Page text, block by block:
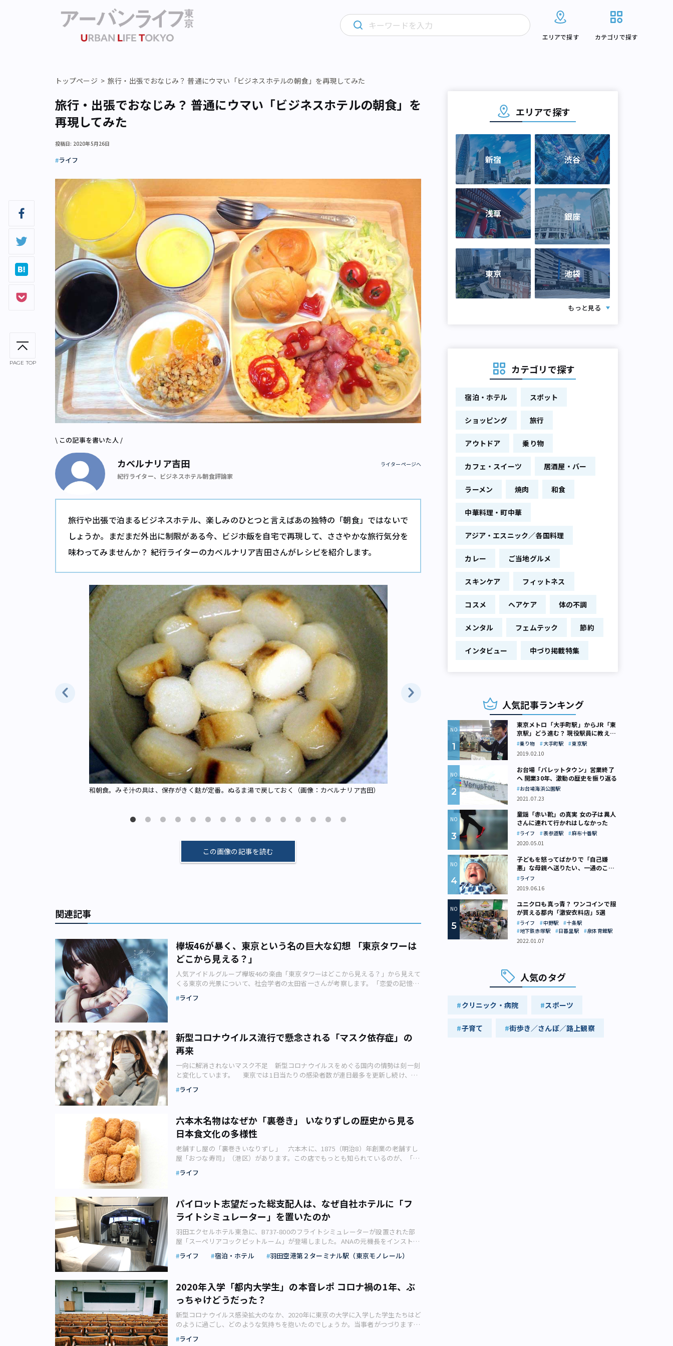
エリアで探す カテゴリで探す
PAGE TOP
トップページ 旅行・出張でおなじみ？ 普通にウマい「ビジネスホテルの朝食」を再現してみた
旅行・出張でおなじみ？ 普通にウマい「ビジネスホテルの朝食」を
再現してみた
投稿日: 2020年5月26日
ライフ
\ この記事を書いた人 /
カベルナリア吉田
紀行ライター、ビジネスホテル朝食評論家
ライターページへ
旅行や出張で泊まるビジネスホテル、楽しみのひとつと言えばあの独特の「朝食」ではないで
しょうか。まだまだ外出に制限がある今、ビジホ飯を自宅で再現して、ささやかな旅行気分を
味わってみませんか？ 紀行ライターのカベルナリア吉田さんがレシピを紹介します。
和朝食。みそ汁の具は、保存がきく麩が定番。ぬるま湯で戻しておく（画像：カベルナリア吉田） 和朝食。マカロニとミックスベジを一緒にゆでて時短クッキング（画像：カベルナリア
この画像の記事を読む
関連記事
欅坂46が暴く、東京という名の巨大な幻想 「東京タワーは
どこから見える？」
人気アイドルグループ欅坂46の楽曲「東京タワーはどこから見える？」から見えて
くる東京の光景について、社会学者の太田省一さんが考察します。「恋愛の記憶の
ョリティー」がヒットし、一躍アイドルシーンの最前線に躍り出た女性アイドルグ
実在の坂にちなんだものでもあります。 欅坂46の代表曲には、いわゆるアイド
ルっぽくないものが少なくありません。「君は君らしく 生きていく自由があるん
どう生きるべきかという問いを鋭く突きつけるような歌を彼女たちは歌っていま
す。そのひたむきさに惹かれるファンも多いと思います。 そんな欅坂46の楽曲の
ひとつに「東京タワーはどこから見える？」があります。シングル曲ではなく、
くなる」のジャケット（画像：Sony Music、タワーレコード） 秋元康・作詞に
よるこの曲は、いまだ断ち切ることのできない失恋への思いを歌ったラブソングで
す。その意味では、「アイドルっぽくないアイドルの歌うアイドルっぽい歌」と言
えるかもしれません。しかし、その内容は一筋縄のものではありません。 「僕」
は、街を歩きながら「君」と一緒にいた昔のことを思い出します。ところが、歩道
橋を渡る途中や、商店街の正面の空に立っていたはずの東京タワーがどこにも見当
たりません。 ここでの東京タワーは、「君」との恋愛にまつわる美しい記憶の
「僕」は、「記憶の断片を 真実より美しく補正して」本当の現実を見ようとして
いなかったこと、「君」との過去はもう戻らないことにいまさらのように気づきま
す。 かつて憧れの場所だった東京 東京を歌った流行歌は枚挙にいとまがありませ
ん。古くは島倉千代子「東京だョおっ母さん」（1957年発売）やフランク永井「有
楽町で逢いましょう」（1957年発売）などが大ヒットしました。 そこでは東京
でした。東京を歌った最近のヒット曲のひとつ、サザンオールスターズ「東京
置き換えられる街並み常に置き換えられる街並み また、アイドルも東京を歌って
きました。 たとえば、少し時代をさかのぼると田原俊彦「原宿キッス」（1982
年発売）や荻野目洋子「六本木純情派」（1986年発売）などが思い出されます。
「恋し恥ずかし 原宿キッス」という軽快なサビが印象的な前者、バブル時代を思
い起こさせる少し背伸びした恋愛模様を歌った後者。楽曲のテイストは違います
が、いずれも東京を代表する若者の集まる街を舞台にしたストレートなラブソング
ライフ
新型コロナウイルス流行で懸念される「マスク依存症」の
再来
一向に解消されないマスク不足 新型コロナウイルスをめぐる国内の情勢は刻一刻
と変化しています。 東京では1日当たりの感染者数が連日最多を更新し続け、
要請が出されるなど、緊迫した状況が続いています。 一方で、コロナによる「自
含む3連休には前週より多くの人が街へ繰り出したと言われています。 東京都内
でも人気の桜の名所、目黒川（目黒区）周辺では若者を中心に人出が見られた様子
がテレビなどで報じられました。 マスクをしていると小顔に見えるって、本当？
（画像：写真AC） テレワークや時差出勤をいったん終了した人も多いようで、都
内の朝夕の電車は再び満員です。もともとマスクを装着していない人は一定数いま
したが、近頃マスクの手持ちが切れた人が多いのか、着用率が下がってきていると
知れず感染していた場合に咳（せき）をして人に移すのを防ぐ効果があると言われ
ています。 空気中を漂う新型コロナウイルスはマスクの生地を簡単にすり抜ける
小ささなので、マスク装着だけで完璧な予防はできないものの、少なくとも人のつ
ばきが直接口や鼻に入ることを防ぎますし、のどを潤して感染しづらくする効果を
私たちは期待します。 しかし、こうした科学的な理由だけでなく実は電車内の
「人権確保」目的でマスクを付けているという人も少なくないのではないでしょう
か。 いまだにどこに行ってもマスクは売り切れで入手困難であることを皆が分
囲からにらまれてしまうのに、マスクなしなら針のむしろでしょう。 そもそも「な
ぜ」マスクを付けたがるのかそもそも「なぜ」マスクを付けたがるのか 日本では
もともと、春と秋は花粉症で、冬は風邪対策でマスクを付ける人が多くいます。ひ
と昔前までは、風邪をひいたらマスクを付けていましたが、いつの間にか風邪予防
を目的に付ける人が増えました。 さらにここ数年は、夏にマスクも珍しくなく
能を求めている人が多いのでしょう。 それは美容目的。マスクをすると呼気で口
ライフ
六本木名物はなぜか「裏巻き」 いなりずしの歴史から見る
日本食文化の多様性
老舗すし屋の「裏巻きいなりずし」 六本木に、1875（明治8）年創業の老舗すし
屋「おつな寿司」（港区）があります。この店でもっとも知られているのが、「お
せとはもともと、来客が持ってきた手土産を、その客の前で呼ぶときの言葉。ただ
だ、通称・裏巻きいなりずしです。この油揚げを炊く煮汁は創業以来の秘伝のもの
で、炊き上げた油揚げを1枚1枚、丁寧に裏返してから一晩置いて味をなじませると
いいます。 そしてその油揚げで包むのは、四国産のゆず皮を刻んで混ぜ込むシャ
リ。ゆず皮は旬の冬場に1年分仕込んで、冷凍保存しているのだとか。裏巻きの食
感は通常の表巻きとは異なり、ふっくらと厚みを感じ、独特です。また、ほのかに
漂うゆずの風味が甘辛の煮汁との絶妙なハーモニーを奏でています。 「裏番組を食
う」という縁起担ぎ 裏巻きいなりずしは、六本木という立地からテレビ局への差
し入れ品としても知られています。 六本木の老舗すし屋「おつな寿司」の外観（画
像：(C)Google） その理由は、裏巻きが「裏番組を食う」という縁起担ぎになっ
ているためです。ちなみにおつな寿司は千石（文京区）にもあり、こちらは
1927（昭和2）年創業、六本木からののれん分けとなっています。そのほかにも渋
谷や青山に店舗があります。 裏巻きいなりずしの名店といえばおつな寿司のほか
に、1951（昭和26）年創業の「月島家」（港区麻布十番）を忘れてはいけませ
ん。 こちらの裏巻きいなりずしは昭和40年代にシイタケとレンコンを加えてか
ライフ
パイロット志望だった総支配人は、なぜ自社ホテルに「フ
ライトシミュレーター」を置いたのか
羽田エクセルホテル東急に、B737-800のフライトシミュレーターが設置された部
屋「スーペリアコックピットルーム」が登場しました。ANAの元機長をインストラ
クターに、操縦体験ができます。フライトプランや飛行状況を自分で選べる本格的
なものです。ホテルの一室にシミュレーターを設置 羽田エクセルホテル東急（大
ずにシミュレーターだけを体験することができ、早くも人気を博しています。 羽田
エクセルホテル東急のスーペリアコックピットルーム（2019年8月6日、宮崎佳代
子撮影） 同ホテルは2019年7月18日（木）より、シミュレーターを体験する「フ
ライトシミュレーター体験プラン」と、シミュレーターが設置された部屋に宿泊す
る「フライトシミュレーター雰囲気体験プラン」をスタートしました。「フライト
シミュレーター体験プラン」は、元ANA機長をインストラクターに、90分間の操縦
ライフ 宿泊・ホテル 羽田空港第２ターミナル駅（東京モノレール）
2020年入学「都内大学生」の本音レポ コロナ禍の1年、ぶ
っちゃけどうだった？
新型コロナウイルス感染拡大のなか、2020年に東京の大学に入学した学生たちはど
のように過ごし、どのような気持ちを抱いたのでしょうか。当事者がつづります。
私の想像していた大学生活は、 ・新しい友人と出会い、授業やサークルを楽しむ
ライフ
エリアで探す
新宿 渋谷
浅草 銀座
東京 池袋
もっと見る
カテゴリで探す
宿泊・ホテル スポット
ショッピング 旅行
アウトドア 乗り物
カフェ・スイーツ 居酒屋・バー
ラーメン 焼肉 和食
中華料理・町中華
アジア・エスニック／各国料理
カレー ご当地グルメ
スキンケア フィットネス
コスメ ヘアケア 体の不調
メンタル フェムテック 節約
インタビュー 中づり掲載特集
人気記事ランキング
東京メトロ「大手町駅」からJR「東
京駅」どう進む？ 現役駅員に教えて
もらいました
乗り物 大手町駅
東京駅
2019.02.10
お台場「パレットタウン」営業終了
へ 開業30年、激動の歴史を振り返る
お台場海浜公園駅
2021.07.23
童謡「赤い靴」の真実 女の子は異人
さんに連れて行かれはしなかった
ライフ 表参道駅
麻布十番駅
2020.05.01
子どもを怒ってばかりで「自己嫌
悪」な母親へ送りたい、一通のここ
ろの処方箋
ライフ
2019.06.16
ユニクロも真っ青？ ワンコインで服
が買える都内「激安衣料店」5選
ライフ 中野駅
十条駅
地下鉄赤塚駅
日暮里駅
泉体育館駅
2022.01.07
人気のタグ
クリニック・病院 スポーツ
子育て 街歩き／さんぽ／路上観察